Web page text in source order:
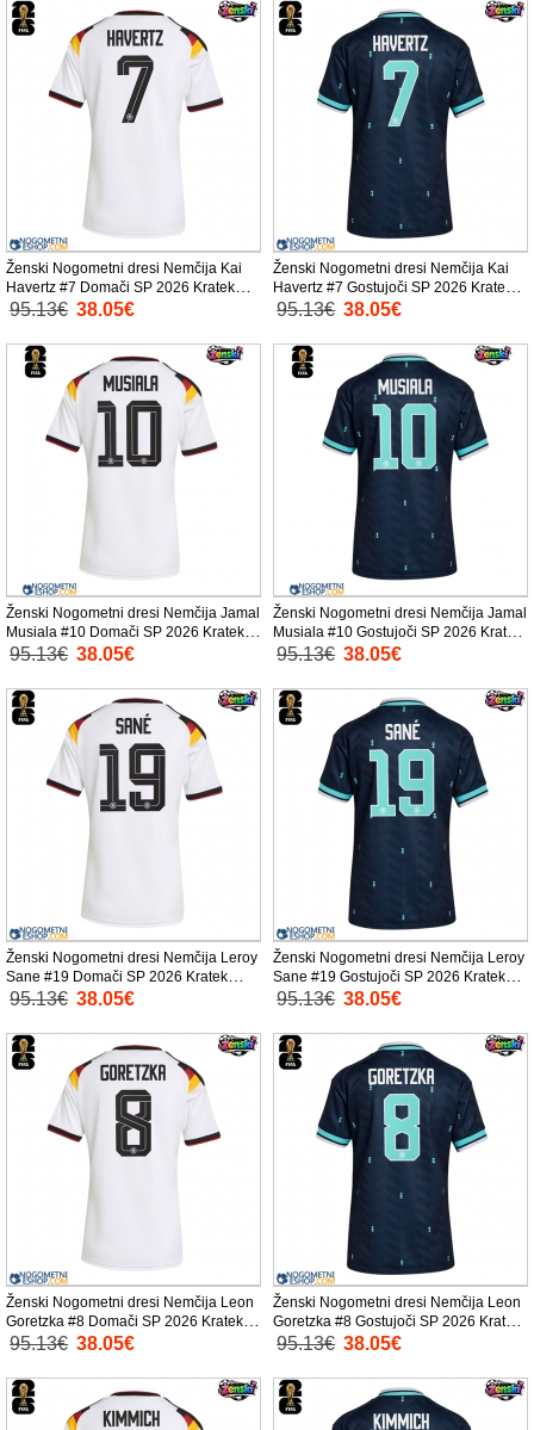
Ženski Nogometni dresi Nemčija Kai
Havertz #7 Domači SP 2026 Kratek
Rokav
95.13€ 38.05€
Ženski Nogometni dresi Nemčija Kai
Havertz #7 Gostujoči SP 2026 Kratek
Rokav
95.13€ 38.05€
Ženski Nogometni dresi Nemčija Jamal
Musiala #10 Domači SP 2026 Kratek
Rokav
95.13€ 38.05€
Ženski Nogometni dresi Nemčija Jamal
Musiala #10 Gostujoči SP 2026 Kratek
Rokav
95.13€ 38.05€
Ženski Nogometni dresi Nemčija Leroy
Sane #19 Domači SP 2026 Kratek
Rokav
95.13€ 38.05€
Ženski Nogometni dresi Nemčija Leroy
Sane #19 Gostujoči SP 2026 Kratek
Rokav
95.13€ 38.05€
Ženski Nogometni dresi Nemčija Leon
Goretzka #8 Domači SP 2026 Kratek
Rokav
95.13€ 38.05€
Ženski Nogometni dresi Nemčija Leon
Goretzka #8 Gostujoči SP 2026 Kratek
Rokav
95.13€ 38.05€